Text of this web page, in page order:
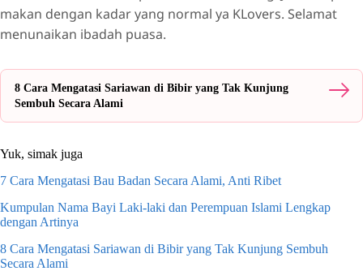
makan dengan kadar yang normal ya KLovers. Selamat
menunaikan ibadah puasa.
8 Cara Mengatasi Sariawan di Bibir yang Tak Kunjung
Sembuh Secara Alami
Yuk, simak juga
7 Cara Mengatasi Bau Badan Secara Alami, Anti Ribet
Kumpulan Nama Bayi Laki-laki dan Perempuan Islami Lengkap
dengan Artinya
8 Cara Mengatasi Sariawan di Bibir yang Tak Kunjung Sembuh
Secara Alami